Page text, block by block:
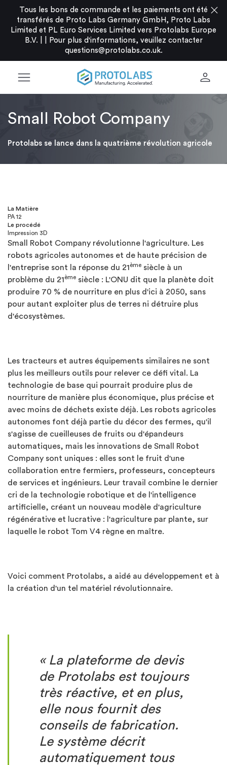
Tous les bons de commande et les paiements ont été
transférés de Proto Labs Germany GmbH, Proto Labs
Limited et PL Euro Services Limited vers Protolabs Europe
B.V. |
Pour plus d'informations, veuillez contacter
questions@protolabs.co.uk.
close
menu person
Small Robot Company
Protolabs se lance dans la quatrième révolution agricole
La Matière
PA 12
Le procédé
Impression 3D
Small Robot Company révolutionne l'agriculture. Les
robots agricoles autonomes et de haute précision de
l'entreprise sont la réponse du 21ème siècle à un
problème du 21ème siècle : L'ONU dit que la planète doit
produire 70 % de nourriture en plus d'ici à 2050, sans
pour autant exploiter plus de terres ni détruire plus
d'écosystèmes.
Les tracteurs et autres équipements similaires ne sont
plus les meilleurs outils pour relever ce défi vital. La
technologie de base qui pourrait produire plus de
nourriture de manière plus économique, plus précise et
avec moins de déchets existe déjà. Les robots agricoles
autonomes font déjà partie du décor des fermes, qu'il
s'agisse de cueilleuses de fruits ou d'épandeurs
automatiques, mais les innovations de Small Robot
Company sont uniques : elles sont le fruit d'une
collaboration entre fermiers, professeurs, concepteurs
de services et ingénieurs. Leur travail combine le dernier
cri de la technologie robotique et de l'intelligence
artificielle, créant un nouveau modèle d'agriculture
régénérative et lucrative : l'agriculture par plante, sur
laquelle le robot Tom V4 règne en maître.
Voici comment Protolabs, a aidé au développement et à
la création d'un tel matériel révolutionnaire.
« La plateforme de devis
de Protolabs est toujours
très réactive, et en plus,
elle nous fournit des
conseils de fabrication.
Le système décrit
automatiquement tous